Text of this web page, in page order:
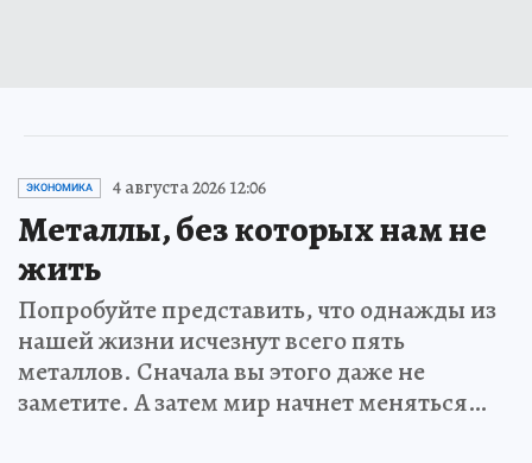
ЭКОНОМИКА 4 августа 2026 12:06
Металлы, без которых нам не
жить
Попробуйте представить, что однажды из
нашей жизни исчезнут всего пять
металлов. Сначала вы этого даже не
заметите. А затем мир начнет меняться…